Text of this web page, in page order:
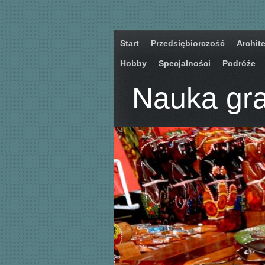
Start Przedsiębiorczość
Hobby Specjalności Podróże
Nauka